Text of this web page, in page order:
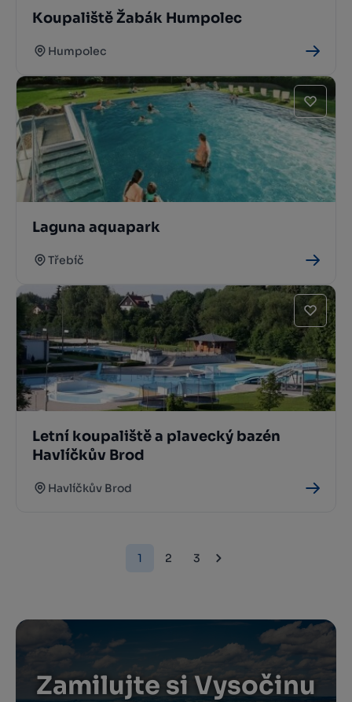
Koupaliště Žabák Humpolec
Humpolec
Laguna aquapark
Třebíč
Letní koupaliště a plavecký bazén
Havlíčkův Brod
Havlíčkův Brod
1 2 3
Zamilujte si Vysočinu